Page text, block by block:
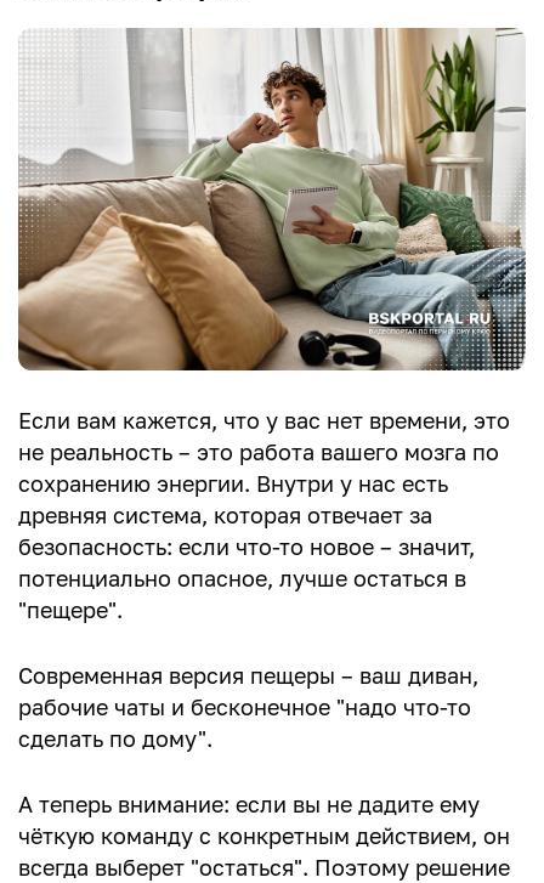
Если вам кажется, что у вас нет времени, это
не реальность – это работа вашего мозга по
сохранению энергии. Внутри у нас есть
древняя система, которая отвечает за
безопасность: если что-то новое – значит,
потенциально опасное, лучше остаться в
"пещере".
Современная версия пещеры – ваш диван,
рабочие чаты и бесконечное "надо что-то
сделать по дому".
А теперь внимание: если вы не дадите ему
чёткую команду с конкретным действием, он
всегда выберет "остаться". Поэтому решение